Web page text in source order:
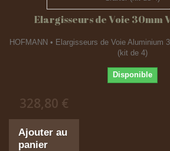
Elargisseurs de Voie 30mm
HOFMANN • Elargisseurs de Voie Aluminium
(kit de 4)
Disponible
328,80 €
Ajouter au
panier